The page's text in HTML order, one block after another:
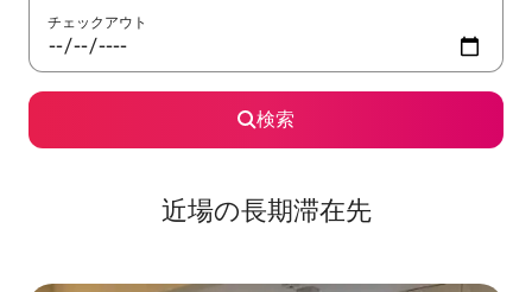
チェックアウト
検索
近場の長期滞在先